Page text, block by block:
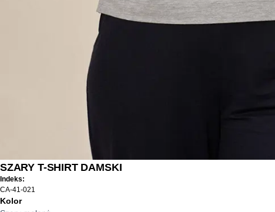
SZARY T-SHIRT DAMSKI
Indeks:
CA-41-021
Kolor